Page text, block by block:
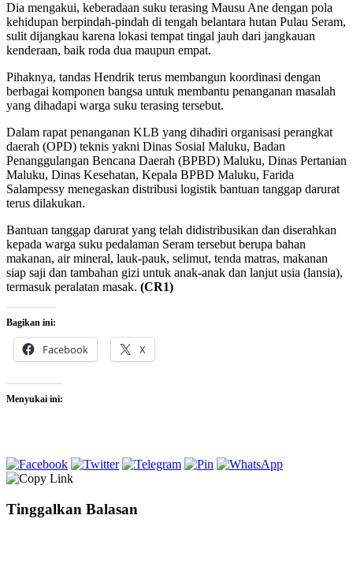
Dia mengakui, keberadaan suku terasing Mausu Ane dengan pola
kehidupan berpindah-pindah di tengah belantara hutan Pulau Seram,
sulit dijangkau karena lokasi tempat tingal jauh dari jangkauan
kenderaan, baik roda dua maupun empat.
Pihaknya, tandas Hendrik terus membangun koordinasi dengan
berbagai komponen bangsa untuk membantu penanganan masalah
yang dihadapi warga suku terasing tersebut.
Dalam rapat penanganan KLB yang dihadiri organisasi perangkat
daerah (OPD) teknis yakni Dinas Sosial Maluku, Badan
Penanggulangan Bencana Daerah (BPBD) Maluku, Dinas Pertanian
Maluku, Dinas Kesehatan, Kepala BPBD Maluku, Farida
Salampessy menegaskan distribusi logistik bantuan tanggap darurat
terus dilakukan.
Bantuan tanggap darurat yang telah didistribusikan dan diserahkan
kepada warga suku pedalaman Seram tersebut berupa bahan
makanan, air mineral, lauk-pauk, selimut, tenda matras, makanan
siap saji dan tambahan gizi untuk anak-anak dan lanjut usia (lansia),
termasuk peralatan masak. (CR1)
Bagikan ini:
Facebook X
Menyukai ini:
Tinggalkan Balasan